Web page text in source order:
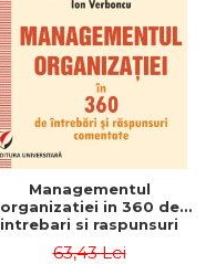
Managementul
organizatiei in 360 de
intrebari si raspunsuri
63,43 Lei